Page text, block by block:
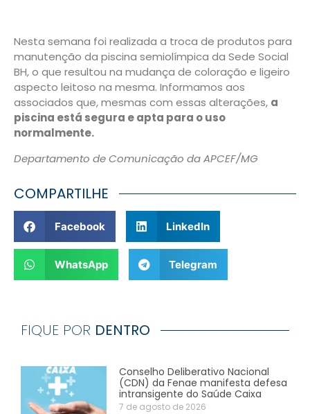
Nesta semana foi realizada a troca de produtos para
manutenção da piscina semiolímpica da Sede Social
BH, o que resultou na mudança de coloração e ligeiro
aspecto leitoso na mesma. Informamos aos
associados que, mesmas com essas alterações, a
piscina está segura e apta para o uso
normalmente.
Departamento de Comunicação da APCEF/MG
COMPARTILHE
Facebook LinkedIn
WhatsApp Telegram
FIQUE POR DENTRO
Conselho Deliberativo Nacional
(CDN) da Fenae manifesta defesa
intransigente do Saúde Caixa
7 de agosto de 2026